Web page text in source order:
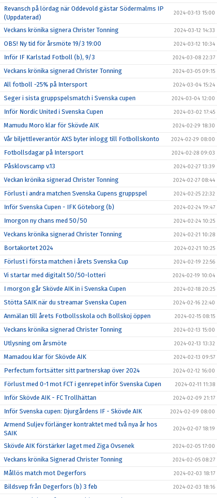
Revansch på lördag när Oddevold gästar Södermalms IP
(Uppdaterad)
2024-03-13 15:00
Veckans krönika signera Christer Tonning 2024-03-12 14:33
OBS! Ny tid för årsmöte 19/3 19:00 2024-03-12 10:34
Inför IF Karlstad Fotboll (b), 9/3 2024-03-08 22:37
Veckans krönika signerad Christer Tonning 2024-03-05 09:15
All fotboll -25% på Intersport 2024-03-04 15:24
Seger i sista gruppspelsmatch i Svenska cupen 2024-03-04 12:00
Inför Nordic United i Svenska Cupen 2024-03-02 17:45
Mamudu Moro klar för Skövde AIK 2024-02-29 18:30
Vår biljettleverantör AXS byter inlogg till Fotbollskonto 2024-02-29 08:00
Fotbollsdagar på Intersport 2024-02-28 09:03
Påsklovscamp v.13 2024-02-27 13:39
Veckan krönika signerad Christer Tonning 2024-02-27 08:44
Förlust i andra matchen Svenska Cupens gruppspel 2024-02-25 22:32
Inför Svenska Cupen - IFK Göteborg (b) 2024-02-24 19:47
Imorgon ny chans med 50/50 2024-02-24 10:25
Veckans krönika signerad Christer Tonning 2024-02-21 10:28
Bortakortet 2024 2024-02-21 10:25
Förlust i första matchen i årets Svenska Cup 2024-02-19 22:56
Vi startar med digitalt 50/50-lotteri 2024-02-19 10:04
I morgon går Skövde AIK in i Svenska Cupen 2024-02-18 20:25
Stötta SAIK när du streamar Svenska Cupen 2024-02-16 22:40
Anmälan till årets Fotbollsskola och Bollskoj öppen 2024-02-15 08:15
Veckans krönika signerad Christer Tonning 2024-02-13 15:00
Utlysning om årsmöte 2024-02-13 13:32
Mamadou klar för Skövde AIK 2024-02-13 09:57
Perfectum fortsätter sitt partnerskap över 2024 2024-02-12 16:00
Förlust med 0-1 mot FCT i genrepet inför Svenska Cupen 2024-02-11 11:38
Inför Skövde AIK - FC Trollhättan 2024-02-09 21:17
Inför Svenska cupen: Djurgårdens IF - Skövde AIK 2024-02-09 08:00
Armend Suljev förlänger kontraktet med två nya år hos
SAIK
2024-02-07 18:19
Skövde AIK förstärker laget med Ziga Ovsenek 2024-02-05 17:00
Veckans krönika Signerad Christer Tonning 2024-02-05 08:27
Mållös match mot Degerfors 2024-02-03 18:17
Bildsvep från Degerfors (b) 3 feb 2024-02-03 18:16